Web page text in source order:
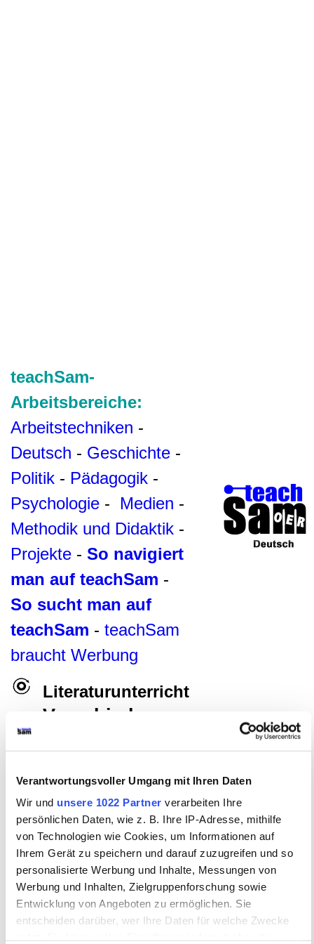
Verantwortungsvoller Umgang mit Ihren Daten
Wir und unsere 1022 Partner verarbeiten Ihre
persönlichen Daten, wie z. B. Ihre IP-Adresse, mithilfe
von Technologien wie Cookies, um Informationen auf
Ihrem Gerät zu speichern und darauf zuzugreifen und so
personalisierte Werbung und Inhalte, Messungen von
Werbung und Inhalten, Zielgruppenforschung sowie
Entwicklung von Angeboten zu ermöglichen. Sie
entscheiden darüber, wer Ihre Daten für welche Zwecke
teachSam-
Arbeitsbereiche:
Arbeitstechniken -
Deutsch - Geschichte -
Politik - Pädagogik -
Psychologie - Medien -
Methodik und Didaktik -
Projekte - So navigiert
man auf teachSam -
So sucht man auf
teachSam - teachSam
braucht Werbung
Literaturunterricht
Verschiedene
Aspekte
FACHBEREICH DEUTSCH
Literarische Gattungen ▪ Literaturgeschichte▪Motive der
Literatur▪ Grundlagen der Textanalyse und Interpretation [
LITERATURUNTERRICHT ▪ Überblick▪Literarische
Kompetenz
• Zugänge zu literarischen Texten
▪Handlungs- und
produktionsorientierter Unterricht ►Verschiedene
literaturdidaktische Aspekte und Aufgaben◄ ▪
Literaturkanon ▪ Schreibaufgaben im Literaturunterricht▪